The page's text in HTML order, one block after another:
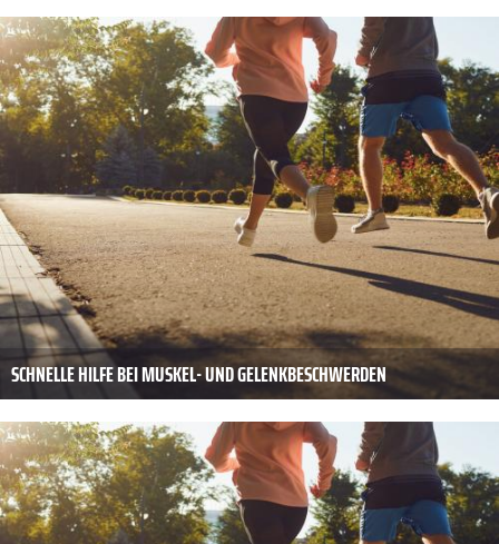
SCHNELLE HILFE BEI MUSKEL- UND GELENKBESCHWERDEN